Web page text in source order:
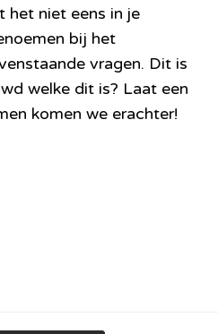
het niet eens in je
bij het
vragen. Dit is
welke dit is? Laat een
komen we erachter!